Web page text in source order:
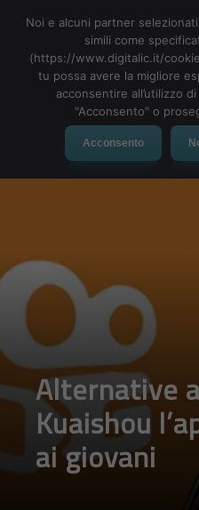
Alternative
Kuaishou
ai giovani
Noi e alcuni partner
simili come
(https://www.digitalic.it/
tu possa avere la migliore
acconsentire all’utilizzo
"Acconsento" o
Acconsento